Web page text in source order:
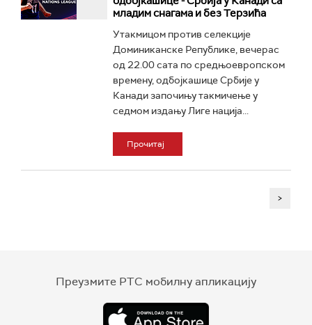
младим снагама и без Терзића
Утакмицом против селекције
Доминиканске Републике, вечерас
од 22.00 сата по средњоевропском
времену, одбојкашице Србије у
Канади започињу такмичење у
седмом издању Лиге нација...
Прочитај
>
Преузмите РТС мобилну апликацију